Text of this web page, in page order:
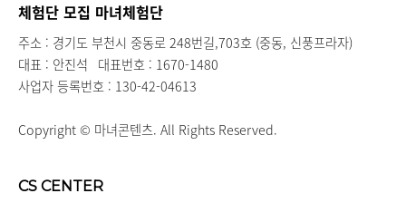
체험단 모집 마녀체험단
주소 : 경기도 부천시 중동로 248번길,703호 (중동, 신풍프라자)
대표 : 안진석 대표번호 : 1670-1480
사업자 등록번호 : 130-42-04613
Copyright © 마녀콘텐츠. All Rights Reserved.
CS CENTER